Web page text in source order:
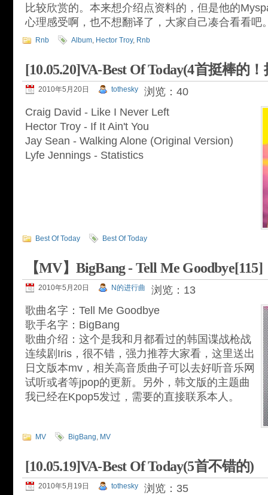
比较欣赏的。本来想介绍点资料的，但是他的
心理感受啊，也不想翻译了，大家自己凑合看看吧
Rnb Album, Hector Troy, Rnb
[10.05.20]VA-Best Of Today(4首挺棒的
2010年5月20日 tothesky
浏览：40
Craig David - Like I Never Left
Hector Troy - If It Ain't You
Jay Sean - Walking Alone (Original Version)
Lyfe Jennings - Statistics
Best Of Today Best Of Today
【MV】BigBang - Tell Me Goodbye[115]
2010年5月20日 N的进行曲
浏览：13
歌曲名字：Tell Me Goodbye
歌手名字：BigBang
歌曲介绍：这个是我和月都看过的韩国谍战枪战
连续剧Iris，很不错，强力推荐大家看，这里送出
日文版本mv，相关高音质曲子可以去好听音乐网
试听或者等jpop的更新。另外，韩文版的主题曲
我已经在Kpop5发过，需要的直接联系本人。
MV BigBang, MV
[10.05.19]VA-Best Of Today(5首不错的)
2010年5月19日 tothesky
浏览：35